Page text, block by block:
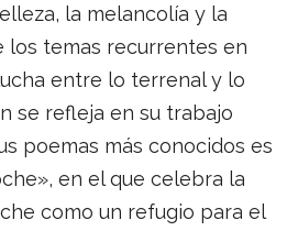
la melancolía y la
los temas recurrentes en
entre lo terrenal y lo
se refleja en su trabajo
poemas más conocidos es
en el que celebra la
como un refugio para el